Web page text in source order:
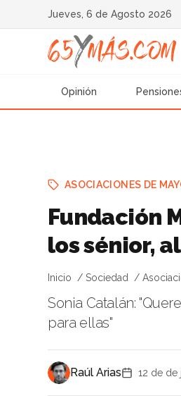
Jueves, 6 de Agosto 2026
Opinión
ASOCIACIONES DE
Fundación
los sénior,
Inicio Sociedad
Sonia Catalán:
para ellas"
Raúl Arias 12 de de